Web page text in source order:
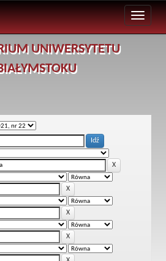
UNIWERSYTETU